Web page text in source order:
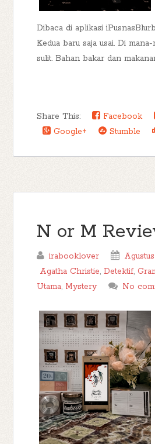
Dibaca di aplikasi
Kedua baru saja usai. Di
sulit. Bahan bakar dan
Share This: Facebook
Google+
Stumble
N or M
irabooklover
Agatha Christie,Detektif,
Utama, Mystery No